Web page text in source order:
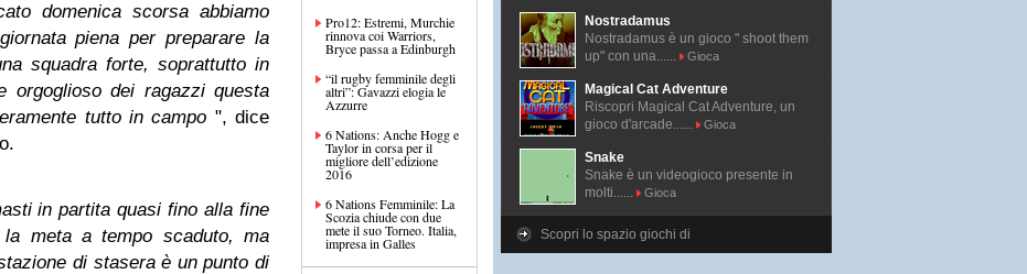
domenica scorsa abbiamo
piena per preparare la
squadra forte, soprattutto in
dei ragazzi questa
tutto in campo ", dice
in partita quasi fino alla fine
meta a tempo scaduto, ma
di stasera è un punto di
Pro12: Estremi, Murchie
rinnova coi Warriors,
Bryce passa a Edinburgh
“il rugby femminile degli
altri”: Gavazzi elogia le
Azzurre
6 Nations: Anche Hogg e
Taylor in corsa per il
migliore dell’edizione
2016
6 Nations Femminile: La
Scozia chiude con due
mete il suo Torneo. Italia,
impresa in Galles
Nostradamus
Nostradamus è un gioco " shoot them
up" con una......
Gioca
Magical Cat Adventure
Riscopri Magical Cat Adventure, un
gioco d'arcade......
Gioca
Snake
Snake è un videogioco presente in
molti......
Gioca
Scopri lo spazio giochi di